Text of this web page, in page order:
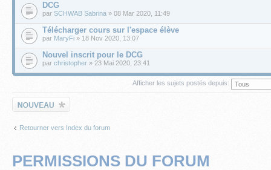
DCG
par SCHWAB Sabrina » 08 Mar 2020, 11:49
Télécharger cours sur l'espace élève
par MaryFi » 18 Nov 2020, 13:07
Nouvel inscrit pour le DCG
par christopher » 23 Mai 2020, 23:41
Afficher les sujets postés depuis:
Écrire un nouveau
sujet
Retourner vers Index du forum
PERMISSIONS DU FORUM